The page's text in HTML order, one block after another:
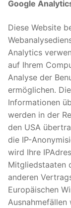
Google
Diese Website
Analytics
auf Ihrem
Analyse der
ermöglichen.
Informationen
werden in der
den USA
die IP-
wird Ihre
Mitgliedstaaten
anderen
Europäischen